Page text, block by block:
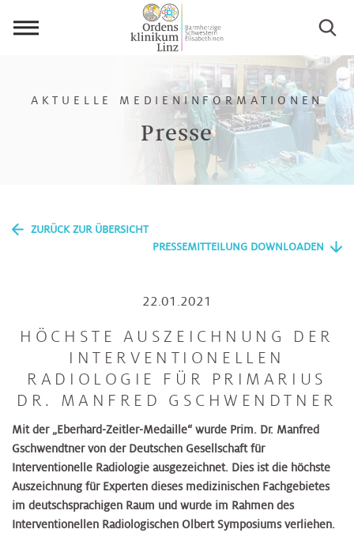
Presse
AKTUELLE MEDIENINFORMATIONEN
ZURÜCK ZUR ÜBERSICHT
PRESSEMITTEILUNG DOWNLOADEN
22.01.2021
HÖCHSTE AUSZEICHNUNG DER
INTERVENTIONELLEN
RADIOLOGIE FÜR PRIMARIUS
DR. MANFRED GSCHWENDTNER
Mit der „Eberhard-Zeitler-Medaille“ wurde Prim. Dr. Manfred
Gschwendtner von der Deutschen Gesellschaft für
Interventionelle Radiologie ausgezeichnet. Dies ist die höchste
Auszeichnung für Experten dieses medizinischen Fachgebietes
im deutschsprachigen Raum und wurde im Rahmen des
Interventionellen Radiologischen Olbert Symposiums verliehen.